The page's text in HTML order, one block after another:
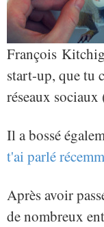
François
start-up, que tu
réseaux sociaux
Il a bossé
t'ai parlé
Après avoir
de nombreux